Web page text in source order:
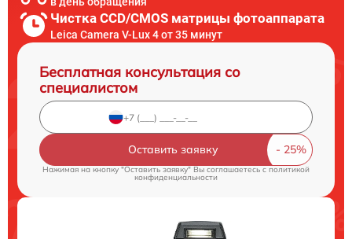
Чистка CCD/CMOS матрицы фотоаппарата
Leica Camera V-Lux 4 от 35 минут
Бесплатная консультация со
специалистом
Оставить заявку
Нажимая на кнопку "Оставить заявку" Вы соглашаетесь cполитикой
конфиденциальности